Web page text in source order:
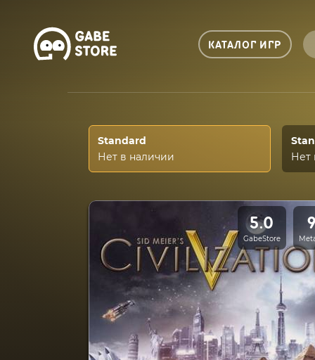
КАТАЛОГ ИГР
Standard
Нет в наличии
Нет
5.0
GabeStore